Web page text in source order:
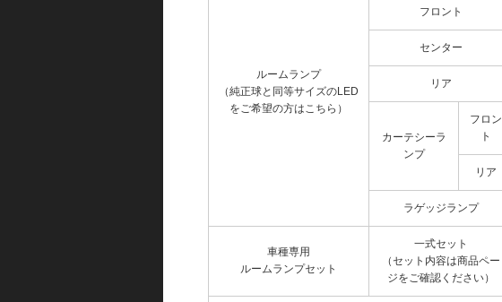
ルームランプ
（純正球と同等サイズのLED
をご希望の方はこちら）
フロント
センター
リア
カーテシーラ
ンプ
フロン
ト
リア
ラゲッジランプ
車種専用
ルームランプセット
一式セット
（セット内容は商品ペー
ジをご確認ください）